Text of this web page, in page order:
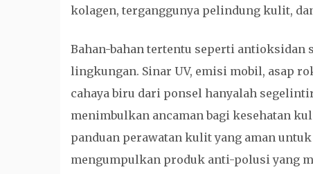
kolagen, terganggunya pelindung kulit,
Bahan-bahan tertentu seperti antioksidan
lingkungan. Sinar UV, emisi mobil, asap
cahaya biru dari ponsel hanyalah
menimbulkan ancaman bagi kesehatan
panduan perawatan kulit yang aman
mengumpulkan produk anti-polusi yang